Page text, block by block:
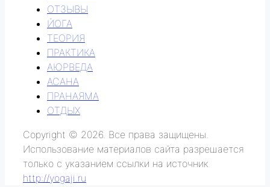
ОТЗЫВЫ
ЙОГА
ТЕОРИЯ
ПРАКТИКА
АЮРВЕДА
АСАНА
ПРАНАЯМА
ОТДЫХ
Copyright © 2026. Все права защищены.
Использование материалов сайта разрешается
только с указанием ссылки на источник
http://yogaji.ru